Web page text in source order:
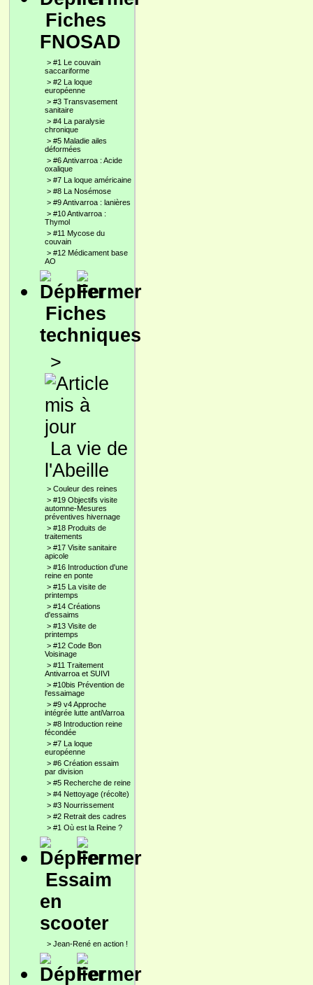
Fiches
FNOSAD
> #1 Le couvain
saccariforme
> #2 La loque
européenne
> #3 Transvasement
sanitaire
> #4 La paralysie
chronique
> #5 Maladie ailes
déformées
> #6 Antivarroa : Acide
oxalique
> #7 La loque américaine
> #8 La Nosémose
> #9 Antivarroa : lanières
> #10 Antivarroa :
Thymol
> #11 Mycose du
couvain
> #12 Médicament base
AO
Fiches
techniques
>
La vie de
l'Abeille
> Couleur des reines
> #19 Objectifs visite
automne-Mesures
préventives hivernage
> #18 Produits de
traitements
> #17 Visite sanitaire
apicole
> #16 Introduction d'une
reine en ponte
> #15 La visite de
printemps
> #14 Créations
d'essaims
> #13 Visite de
printemps
> #12 Code Bon
Voisinage
> #11 Traitement
Antivarroa et SUIVI
> #10bis Prévention de
l'essaimage
> #9 v4 Approche
intégrée lutte antiVarroa
> #8 Introduction reine
fécondée
> #7 La loque
européenne
> #6 Création essaim
par division
> #5 Recherche de reine
> #4 Nettoyage (récolte)
> #3 Nourrissement
> #2 Retrait des cadres
> #1 Où est la Reine ?
Essaim
en
scooter
> Jean-René en action !